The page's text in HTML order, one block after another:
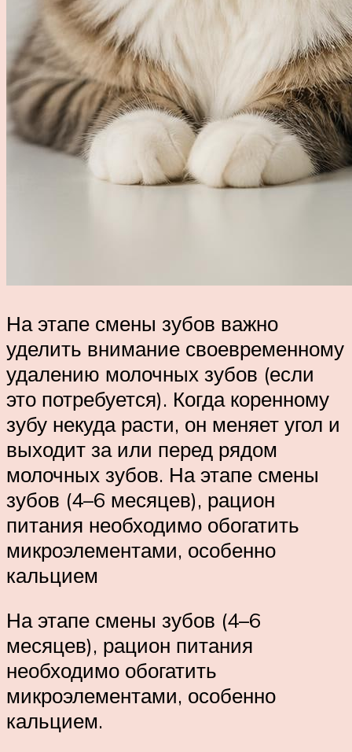
На этапе смены зубов важно
уделить внимание своевременному
удалению молочных зубов (если
это потребуется). Когда коренному
зубу некуда расти, он меняет угол и
выходит за или перед рядом
молочных зубов. На этапе смены
зубов (4–6 месяцев), рацион
питания необходимо обогатить
микроэлементами, особенно
кальцием
На этапе смены зубов (4–6
месяцев), рацион питания
необходимо обогатить
микроэлементами, особенно
кальцием.